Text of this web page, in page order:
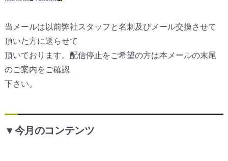
当メールは以前弊社スタッフと名刺及びメール交換させて
頂いた方に送らせて
頂いております。配信停止をご希望の方は本メールの末尾
のご案内をご確認
下さい。
▼今月のコンテンツ